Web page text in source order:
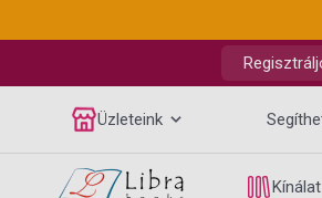
Üzleteink
Kínálat